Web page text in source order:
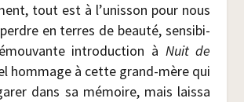
tout est à l’unisson pour nous
en terres de beau­té, sen­si­bi­
intro­duc­tion à Nuit de
hom­mage à cette grand-mère qui
dans sa mémoire, mais lais­sa